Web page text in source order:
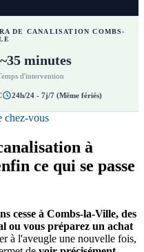
DE CANALISATION COMBS-
~35 minutes
d'intervention
24h/24 - 7j/7 (Même fériés)
chez-vous
à
ce qui se passe
cesse à Combs-la-Ville, des
ou vous préparez un achat
à l'aveugle une nouvelle fois,